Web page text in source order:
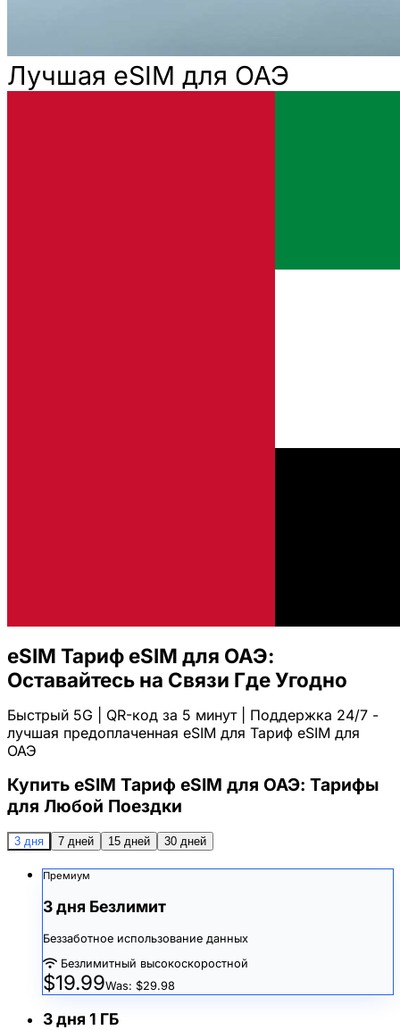
Лучшая eSIM для ОАЭ
eSIM Тариф eSIM для ОАЭ:
Оставайтесь на Связи Где Угодно
Быстрый 5G | QR-код за 5 минут | Поддержка 24/7 -
лучшая предоплаченная eSIM для Тариф eSIM для
ОАЭ
Купить eSIM Тариф eSIM для ОАЭ: Тарифы
для Любой Поездки
3 дня 7 дней 15 дней 30 дней
Премиум
3 дня Безлимит
Беззаботное использование данных
Безлимитный высокоскоростной
$19.99Was: $29.98
3 дня 1 ГБ